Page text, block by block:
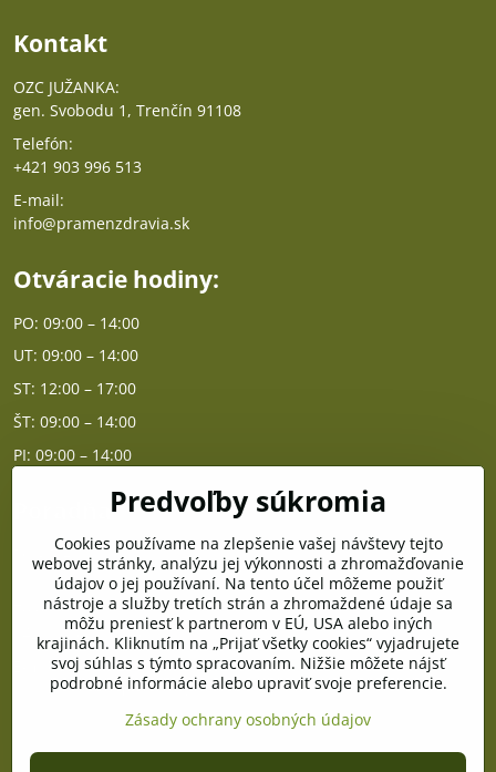
Kontakt
OZC JUŽANKA:
gen. Svobodu 1, Trenčín 91108
Telefón:
+421 903 996 513
E-mail:
info@pramenzdravia.sk
Otváracie hodiny:
PO: 09:00 – 14:00
UT: 09:00 – 14:00
ST: 12:00 – 17:00
ŠT: 09:00 – 14:00
PI: 09:00 – 14:00
PO - PIA od 10:00 do 14:00
Telefón poradňa:
+421 903 996 513
E-mail:
poradna@pramenzdravia.sk
©2026Copyright
Predvoľby súkromia
Cookies používame na zlepšenie vašej návštevy tejto
webovej stránky, analýzu jej výkonnosti a zhromažďovanie
údajov o jej používaní. Na tento účel môžeme použiť
nástroje a služby tretích strán a zhromaždené údaje sa
môžu preniesť k partnerom v EÚ, USA alebo iných
krajinách. Kliknutím na „Prijať všetky cookies“ vyjadrujete
svoj súhlas s týmto spracovaním. Nižšie môžete nájsť
podrobné informácie alebo upraviť svoje preferencie.
Zásady ochrany osobných údajov